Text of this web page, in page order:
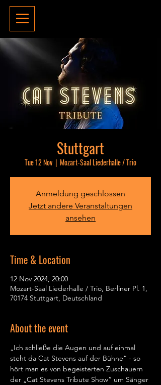
Stuttgart
Tue 12 Nov
  |
Mozart-Saal Liederhalle / Trio
Anmeldung geschlossen
Jetzt andere Veranstaltungen
ansehen
Time & Location
12 Nov 2024, 20:00
Mozart-Saal Liederhalle / Trio, Berliner Pl. 1,
70174 Stuttgart, Deutschland
About the event
„Ich schließe die Augen und auf einmal
steht da Cat Stevens auf der Bühne“ - so
hört man es von begeisterten Zuschauern
der „Cat Stevens Tribute Show“ um Sänger